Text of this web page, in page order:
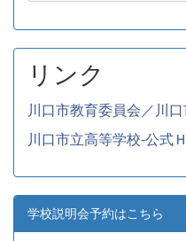
リンク
川口市教育委員会／川
川口市立高等学校-公式
学校説明会予約はこちら